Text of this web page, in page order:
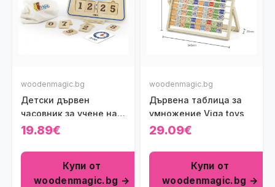
woodenmagic.bg
Детски дървен
часовник за учене на
часа Viga toys
19.89€
Купи от
woodenmagic.bg →
woodenmagic.bg
Дървена таблица за
умножение Viga toys
29.09€
Купи от
woodenmagic.bg →